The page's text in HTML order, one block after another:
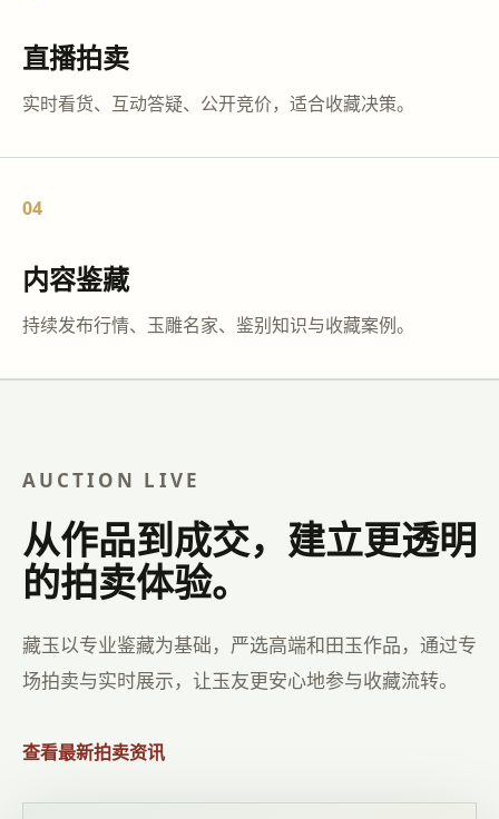
直播拍卖
实时看货、互动答疑、公开竞价，适合收藏决策。
04
内容鉴藏
持续发布行情、玉雕名家、鉴别知识与收藏案例。
AUCTION LIVE
从作品到成交，建立更透明
的拍卖体验。
藏玉以专业鉴藏为基础，严选高端和田玉作品，通过专
场拍卖与实时展示，让玉友更安心地参与收藏流转。
查看最新拍卖资讯